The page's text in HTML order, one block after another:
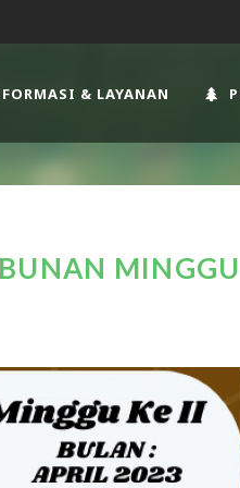
& LAYANAN
MINGGU